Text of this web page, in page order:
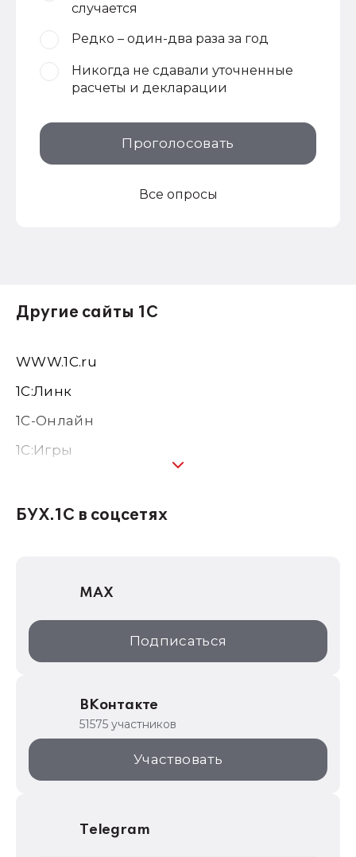
случается
Редко – один-два раза за год
Никогда не сдавали уточненные
расчеты и декларации
Проголосовать
Все опросы
Другие сайты 1С
WWW.1С.ru
1С:Линк
1С-Онлайн
1C:Игры
1С:Консалтинг
1С:Дистрибьюция
1С:Образование
ИТС.1C.ru
1С:Торговая площадка
БУХ.1С в соцсетях
MAX
Подписаться
ВКонтакте
51575 участников
Участвовать
Telegram